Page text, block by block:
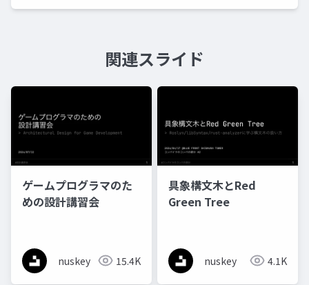
関連スライド
ゲームプログラマのた
めの設計講習会
nuskey 15.4K
具象構文木とRed
Green Tree
nuskey 4.1K